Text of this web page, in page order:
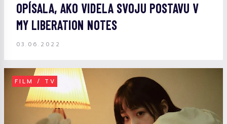
OPÍSALA, AKO VIDELA SVOJU POSTAVU V
MY LIBERATION NOTES
03.06.2022
FILM / TV